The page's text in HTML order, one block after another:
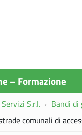
– Formazione
S.r.l.
Bandi di
comunali di